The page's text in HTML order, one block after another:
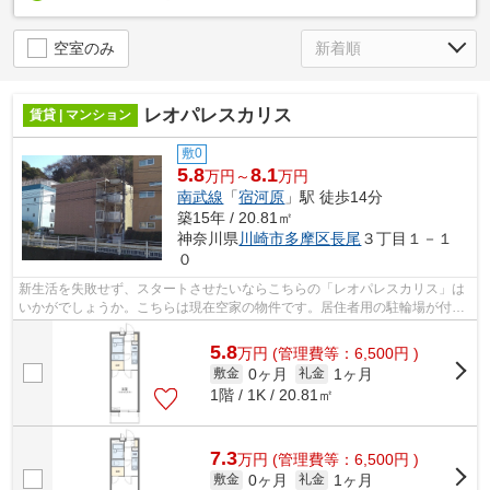
空室のみ
賃貸 | マンション レオパレスカリス
敷0
5.8万円～8.1万円
南武線 「宿河原 」駅 徒歩14分
築15年 / 20.81㎡
神奈川県川崎市多摩区長尾３丁目１－１
０
新生活を失敗せず、スタートさせたいならこちらの「レオパレスカリス」は
いかがでしょうか。こちらは現在空家の物件です。居住者用の駐輪場が付い
ている物件です。こちらの物件は、駅...
5.8万円 (管理費等：6,500円 )
敷金 0ヶ月 礼金
1ヶ月
1階 / 1K / 20.81㎡
7.3万円 (管理費等：6,500円 )
敷金 0ヶ月 礼金
1ヶ月